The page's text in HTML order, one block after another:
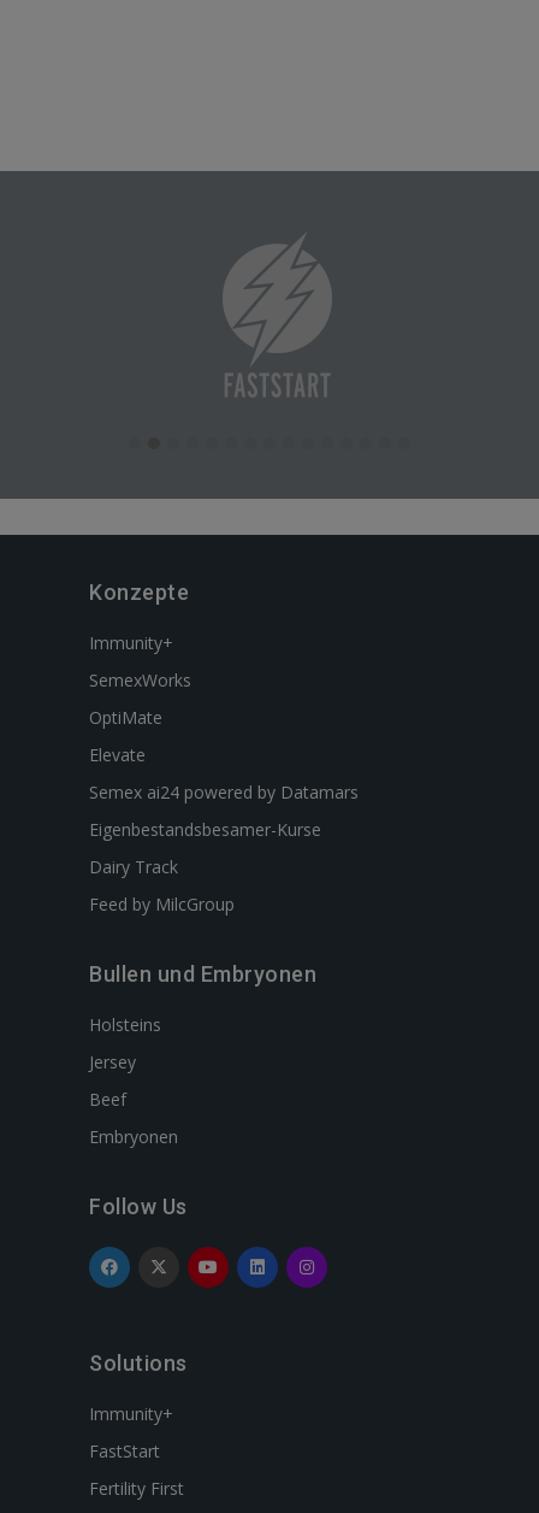
Konzepte
Immunity+
SemexWorks
OptiMate
Elevate
Semex ai24 powered by Datamars
Eigenbestandsbesamer-Kurse
Dairy Track
Feed by MilcGroup
Bullen und Embryonen
Holsteins
Jersey
Beef
Embryonen
Follow Us
Solutions
Immunity+
FastStart
Fertility First